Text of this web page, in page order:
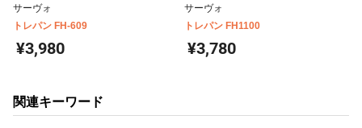
サーヴォ
トレパン FH-609
¥3,980
サーヴォ
トレパン FH1100
¥3,780
関連キーワード